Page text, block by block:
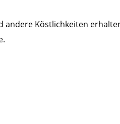
andere Köstlichkeiten